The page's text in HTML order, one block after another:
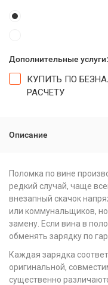
Дополнительные услуги:
КУПИТЬ ПО
РАСЧЕТУ
Описание
Поломка по вине
редкий случай, чаще
внезапный скачок
или коммунальщиков,
замену. Если вина в
обменять зарядку по
Каждая зарядка
оригинальной,
существенно